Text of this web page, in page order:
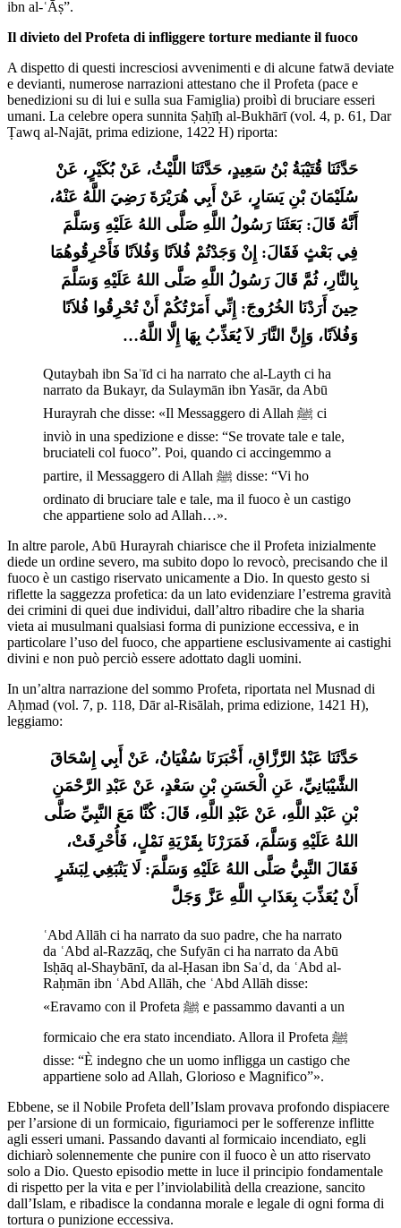
ibn al-ʿĀṣ”.
Il divieto del Profeta di infliggere torture mediante il fuoco
A dispetto di questi incresciosi avvenimenti e di alcune fatwā deviate
e devianti, numerose narrazioni attestano che il Profeta (pace e
benedizioni su di lui e sulla sua Famiglia) proibì di bruciare esseri
umani. La celebre opera sunnita Ṣaḥīḥ al-Bukhārī (vol. 4, p. 61, Dar
Ṭawq al-Najāt, prima edizione, 1422 H) riporta:
وَفُلاَنًا، وَإِنَّ النَّارَ لاَ يُعَذِّبُ بِهَا إِلَّا اللَّهُ…
Qutaybah ibn Saʿīd ci ha narrato che al-Layth ci ha
narrato da Bukayr, da Sulaymān ibn Yasār, da Abū
Hurayrah che disse: «Il Messaggero di Allah ﷺ ci
inviò in una spedizione e disse: “Se trovate tale e tale,
bruciateli col fuoco”. Poi, quando ci accingemmo a
partire, il Messaggero di Allah ﷺ disse: “Vi ho
ordinato di bruciare tale e tale, ma il fuoco è un castigo
che appartiene solo ad Allah…».
In altre parole, Abū Hurayrah chiarisce che il Profeta inizialmente
diede un ordine severo, ma subito dopo lo revocò, precisando che il
fuoco è un castigo riservato unicamente a Dio. In questo gesto si
riflette la saggezza profetica: da un lato evidenziare l’estrema gravità
dei crimini di quei due individui, dall’altro ribadire che la sharia
vieta ai musulmani qualsiasi forma di punizione eccessiva, e in
particolare l’uso del fuoco, che appartiene esclusivamente ai castighi
divini e non può perciò essere adottato dagli uomini.
In un’altra narrazione del sommo Profeta, riportata nel Musnad di
Aḥmad (vol. 7, p. 118, Dār al-Risālah, prima edizione, 1421 H),
leggiamo:
أَنْ يُعَذِّبَ بِعَذَابِ اللَّهِ عَزَّ وَجَلَّ
ʿAbd Allāh ci ha narrato da suo padre, che ha narrato
da ʿAbd al-Razzāq, che Sufyān ci ha narrato da Abū
Isḥāq al-Shaybānī, da al-Ḥasan ibn Saʿd, da ʿAbd al-
Raḥmān ibn ʿAbd Allāh, che ʿAbd Allāh disse:
«Eravamo con il Profeta ﷺ e passammo davanti a un
formicaio che era stato incendiato. Allora il Profeta ﷺ
disse: “È indegno che un uomo infligga un castigo che
appartiene solo ad Allah, Glorioso e Magnifico”».
Ebbene, se il Nobile Profeta dell’Islam provava profondo dispiacere
per l’arsione di un formicaio, figuriamoci per le sofferenze inflitte
agli esseri umani. Passando davanti al formicaio incendiato, egli
dichiarò solennemente che punire con il fuoco è un atto riservato
solo a Dio. Questo episodio mette in luce il principio fondamentale
di rispetto per la vita e per l’inviolabilità della creazione, sancito
dall’Islam, e ribadisce la condanna morale e legale di ogni forma di
tortura o punizione eccessiva.